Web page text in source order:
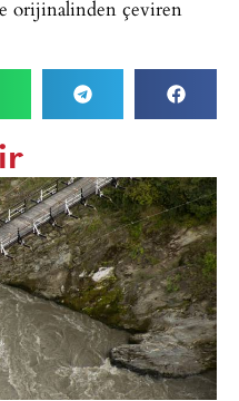
orijinalinden çeviren